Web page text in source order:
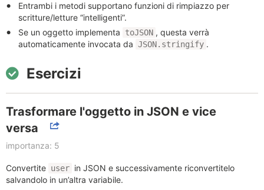
Entrambi i metodi supportano funzioni di rimpiazzo per
scritture/letture “intelligenti”.
Se un oggetto implementa
toJSON , questa verrà
automaticamente invocata da JSON.stringify .
Esercizi
Trasformare l'oggetto in JSON e vice
versa
importanza: 5
Convertite user in JSON e successivamente riconvertitelo
salvandolo in un’altra variabile.